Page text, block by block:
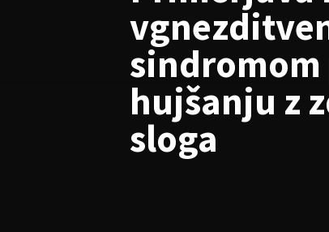
hujšanju z
sloga